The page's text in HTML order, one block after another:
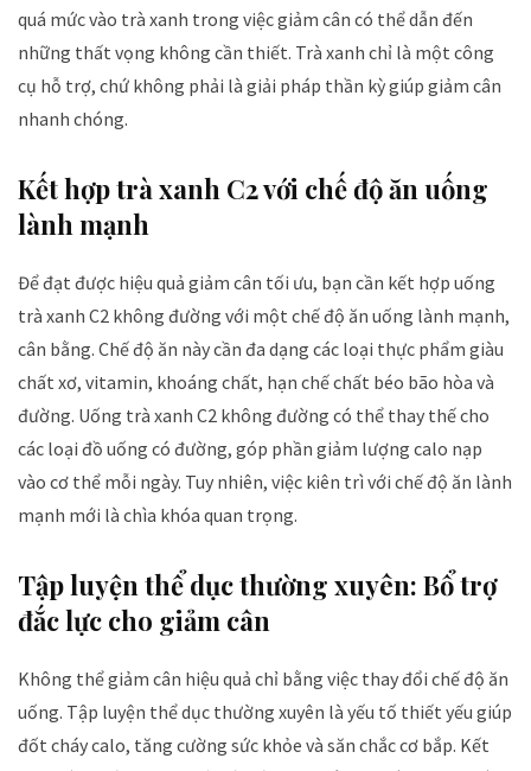
quá mức vào trà xanh trong việc giảm cân có thể dẫn đến
những thất vọng không cần thiết. Trà xanh chỉ là một công
cụ hỗ trợ, chứ không phải là giải pháp thần kỳ giúp giảm cân
nhanh chóng.
Kết hợp trà xanh C2 với chế độ ăn uống
lành mạnh
Để đạt được hiệu quả giảm cân tối ưu, bạn cần kết hợp uống
trà xanh C2 không đường với một chế độ ăn uống lành mạnh,
cân bằng. Chế độ ăn này cần đa dạng các loại thực phẩm giàu
chất xơ, vitamin, khoáng chất, hạn chế chất béo bão hòa và
đường. Uống trà xanh C2 không đường có thể thay thế cho
các loại đồ uống có đường, góp phần giảm lượng calo nạp
vào cơ thể mỗi ngày. Tuy nhiên, việc kiên trì với chế độ ăn lành
mạnh mới là chìa khóa quan trọng.
Tập luyện thể dục thường xuyên: Bổ trợ
đắc lực cho giảm cân
Không thể giảm cân hiệu quả chỉ bằng việc thay đổi chế độ ăn
uống. Tập luyện thể dục thường xuyên là yếu tố thiết yếu giúp
đốt cháy calo, tăng cường sức khỏe và săn chắc cơ bắp. Kết